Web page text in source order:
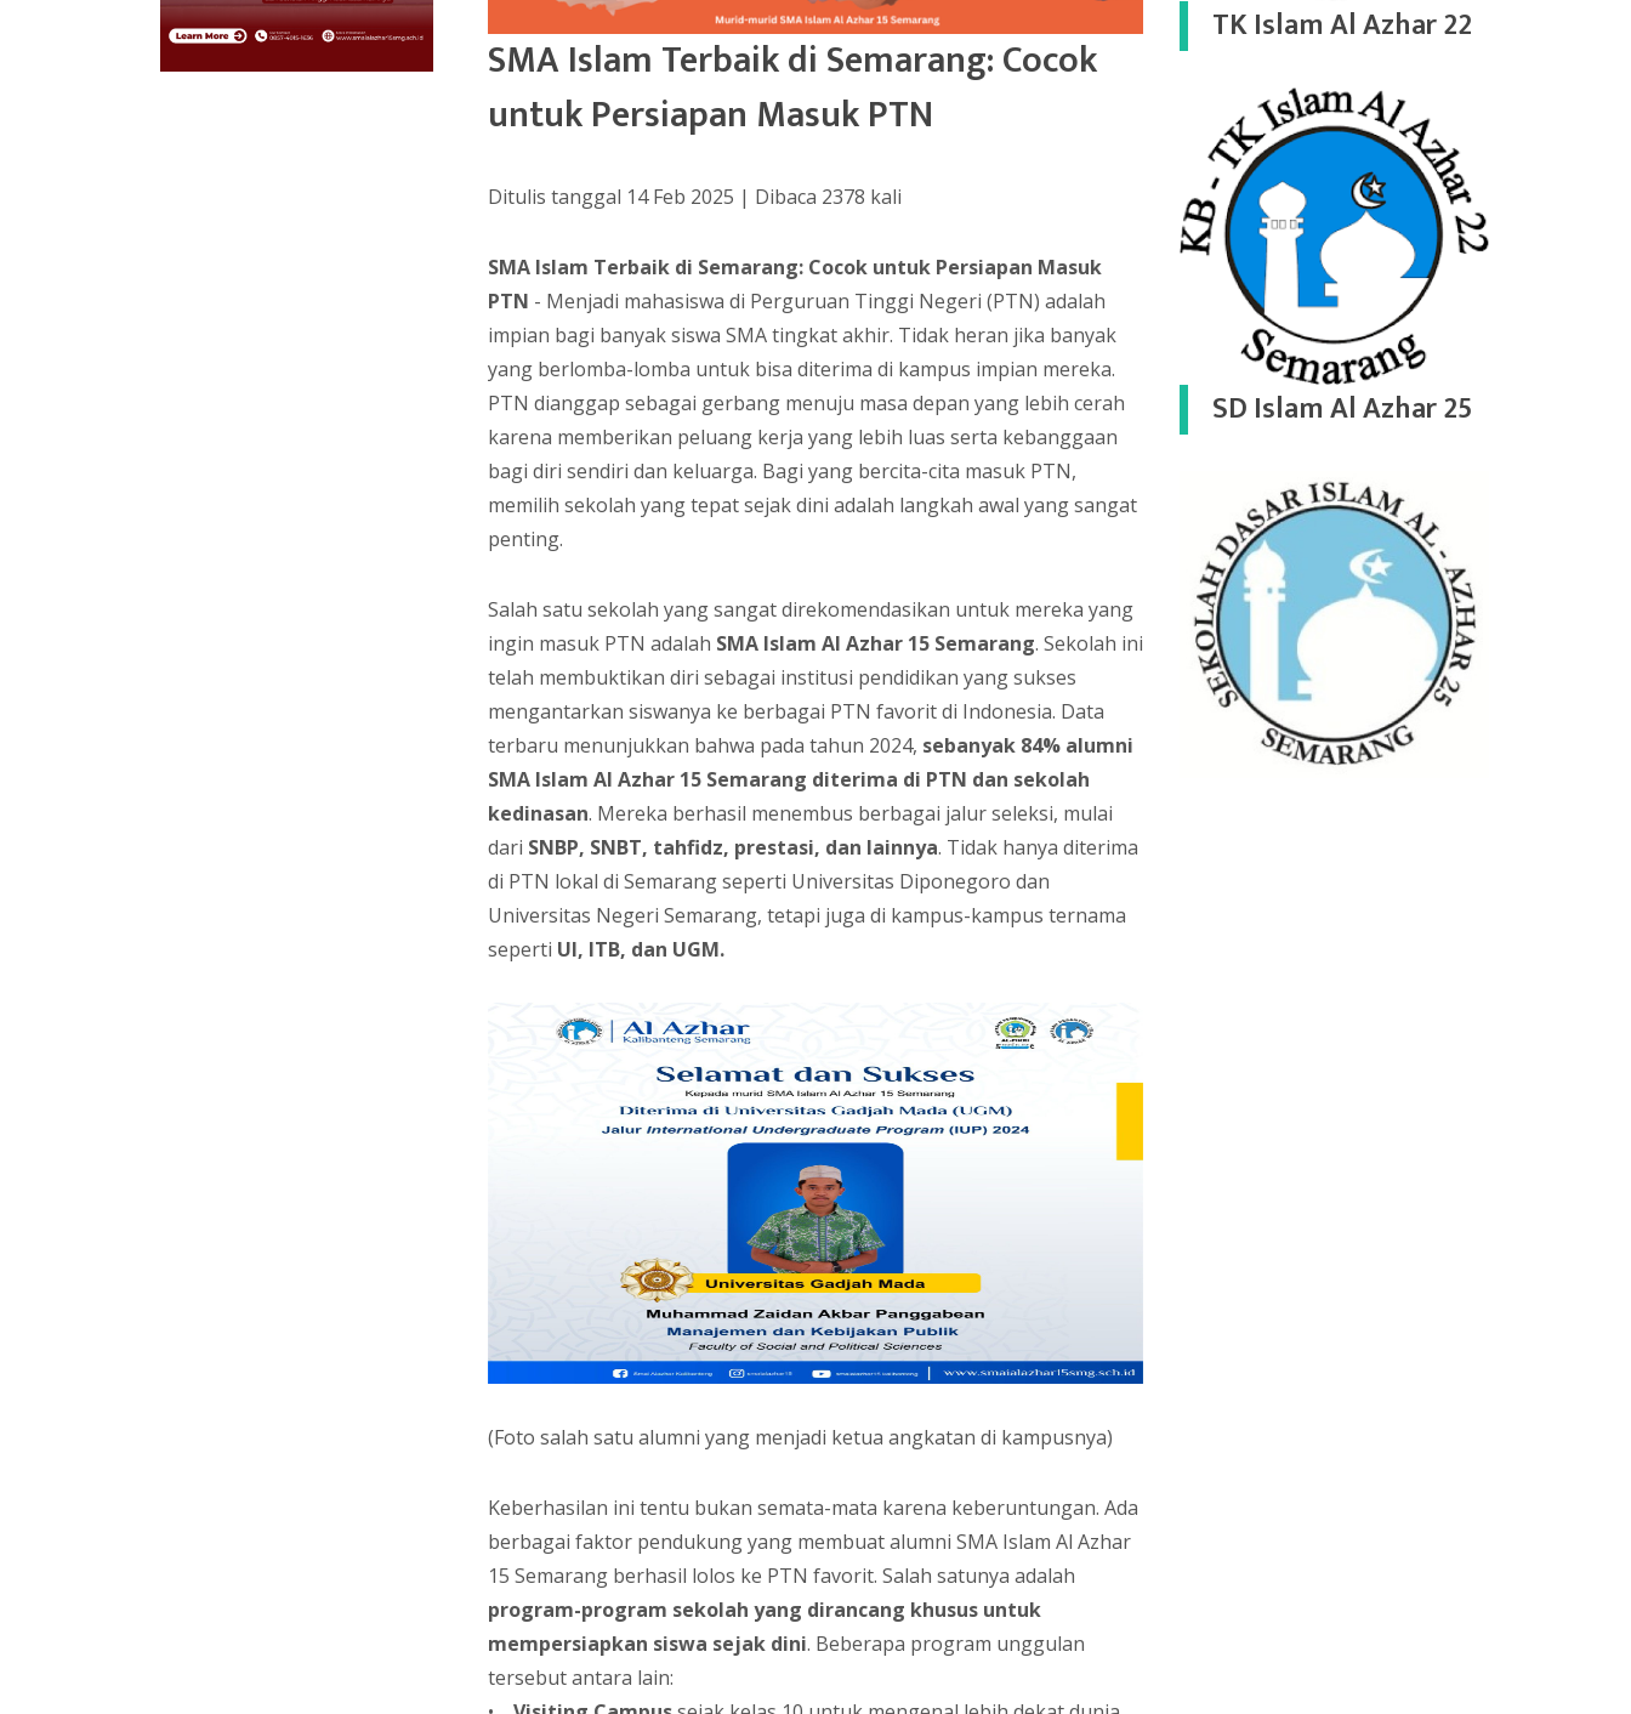
SMA Islam Terbaik di Semarang: Cocok
untuk Persiapan Masuk PTN
Ditulis tanggal 14 Feb 2025 | Dibaca 2378 kali
SMA Islam Terbaik di Semarang: Cocok untuk Persiapan Masuk
PTN - Menjadi mahasiswa di Perguruan Tinggi Negeri (PTN) adalah
impian bagi banyak siswa SMA tingkat akhir. Tidak heran jika banyak
yang berlomba-lomba untuk bisa diterima di kampus impian mereka.
PTN dianggap sebagai gerbang menuju masa depan yang lebih cerah
karena memberikan peluang kerja yang lebih luas serta kebanggaan
bagi diri sendiri dan keluarga. Bagi yang bercita-cita masuk PTN,
memilih sekolah yang tepat sejak dini adalah langkah awal yang sangat
penting.
Salah satu sekolah yang sangat direkomendasikan untuk mereka yang
ingin masuk PTN adalah SMA Islam Al Azhar 15 Semarang. Sekolah ini
telah membuktikan diri sebagai institusi pendidikan yang sukses
mengantarkan siswanya ke berbagai PTN favorit di Indonesia. Data
terbaru menunjukkan bahwa pada tahun 2024, sebanyak 84% alumni
SMA Islam Al Azhar 15 Semarang diterima di PTN dan sekolah
kedinasan. Mereka berhasil menembus berbagai jalur seleksi, mulai
dari SNBP, SNBT, tahfidz, prestasi, dan lainnya. Tidak hanya diterima
di PTN lokal di Semarang seperti Universitas Diponegoro dan
Universitas Negeri Semarang, tetapi juga di kampus-kampus ternama
seperti UI, ITB, dan UGM.
(Foto salah satu alumni yang menjadi ketua angkatan di kampusnya)
Keberhasilan ini tentu bukan semata-mata karena keberuntungan. Ada
berbagai faktor pendukung yang membuat alumni SMA Islam Al Azhar
15 Semarang berhasil lolos ke PTN favorit. Salah satunya adalah
program-program sekolah yang dirancang khusus untuk
mempersiapkan siswa sejak dini. Beberapa program unggulan
tersebut antara lain:
TK Islam Al Azhar 22
SD Islam Al Azhar 25